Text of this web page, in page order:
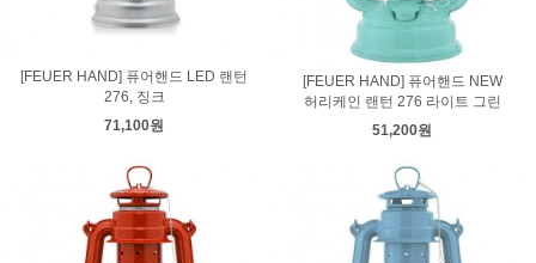
[FEUER HAND] 퓨어핸드 LED 랜턴
276, 징크
71,100원
[FEUER HAND] 퓨어핸드 NEW
허리케인 랜턴 276 라이트 그린
51,200원